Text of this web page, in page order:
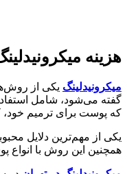
هزینه
میکرونیدلینگ یکی از
گفته می‌شود، شامل
که پوست برای ترمیم خود،
یکی از مهم‌ترین دلایل
همچنین این روش با انواع